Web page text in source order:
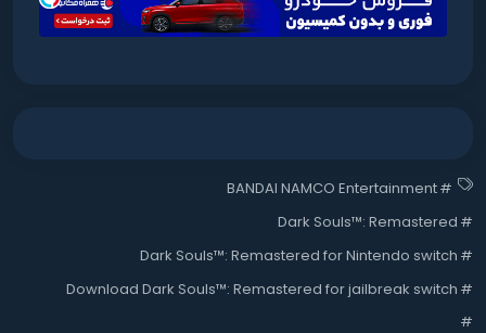
#
BANDAI NAMCO Entertainment
#
Dark Souls™: Remastered
#
Dark Souls™: Remastered for Nintendo switch
#
Download Dark Souls™: Remastered for jailbreak switch
#